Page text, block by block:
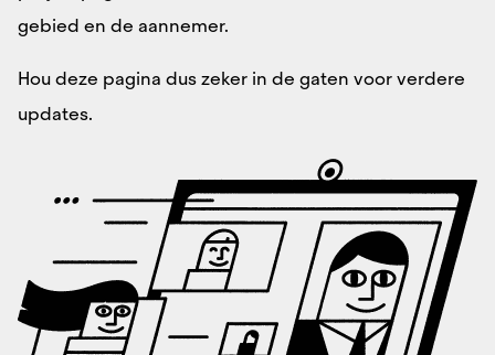
gebied en de aannemer.
Hou deze pagina dus zeker in de gaten voor verdere
updates.